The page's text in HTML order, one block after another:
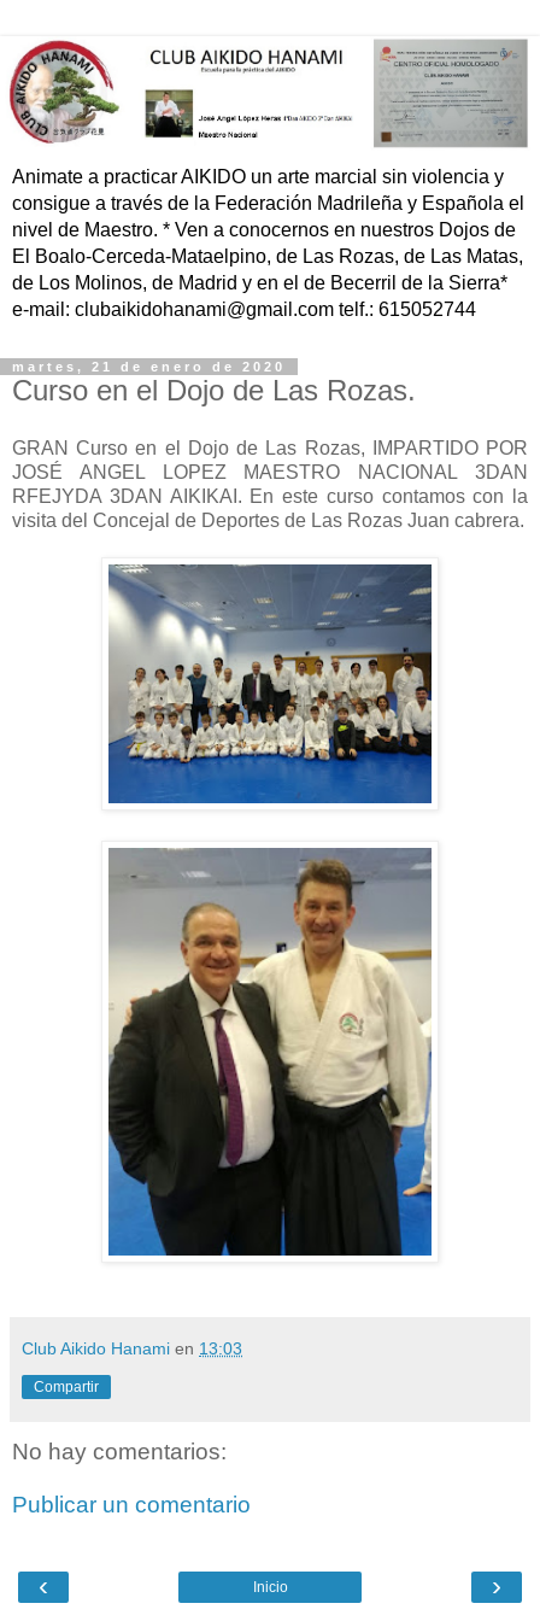
Animate a practicar AIKIDO un arte marcial sin violencia y
consigue a través de la Federación Madrileña y Española el
nivel de Maestro. * Ven a conocernos en nuestros Dojos de
El Boalo-Cerceda-Mataelpino, de Las Rozas, de Las Matas,
de Los Molinos, de Madrid y en el de Becerril de la Sierra*
e-mail: clubaikidohanami@gmail.com telf.: 615052744
martes, 21 de enero de 2020
Curso en el Dojo de Las Rozas.
GRAN Curso en el Dojo de Las Rozas, IMPARTIDO POR
JOSÉ ANGEL LOPEZ MAESTRO NACIONAL 3DAN
RFEJYDA 3DAN AIKIKAI. En este curso contamos con la
visita del Concejal de Deportes de Las Rozas Juan cabrera.
Club Aikido Hanami en 13:03
Compartir
No hay comentarios:
Publicar un comentario
‹ ›
Inicio